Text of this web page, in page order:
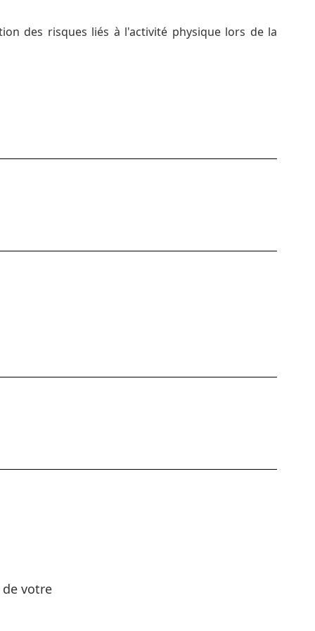
des risques liés à l'activité physique lors de la
votre